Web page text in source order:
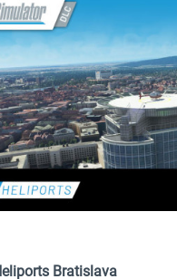
Bratislava